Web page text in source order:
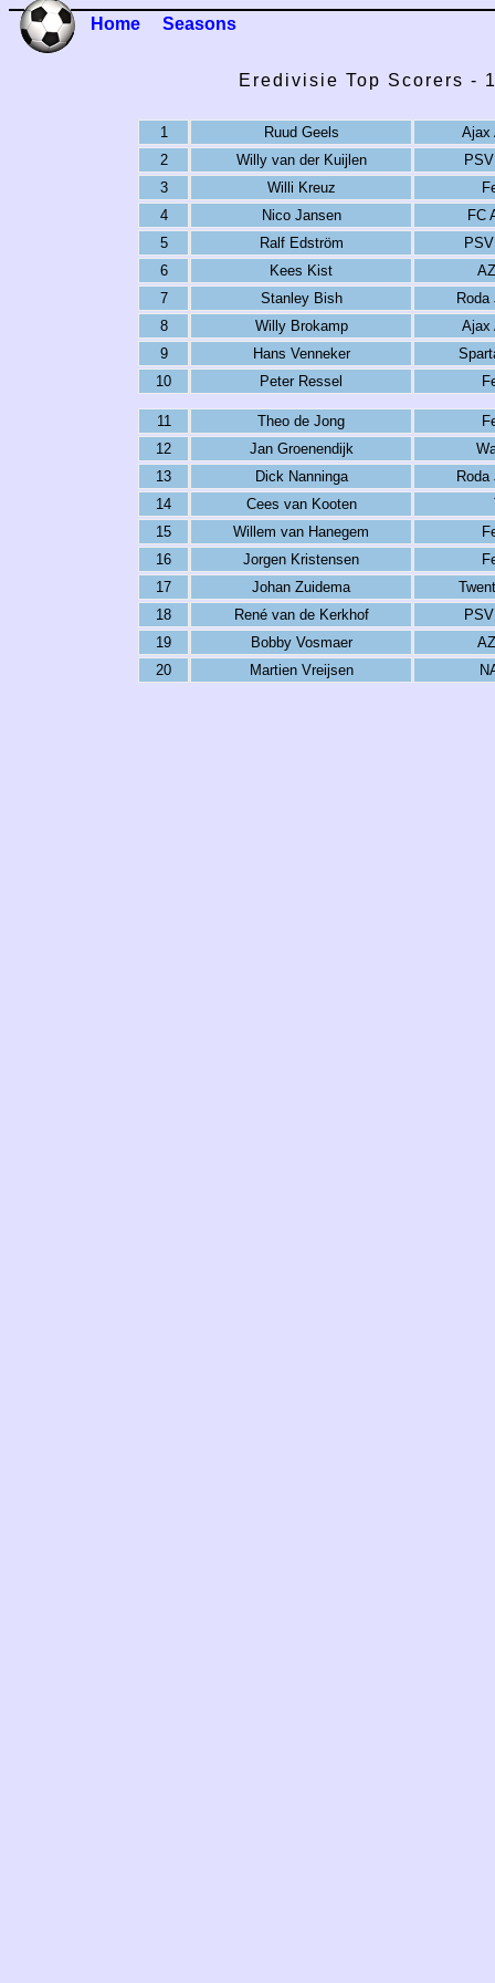
Home Seasons
Eredivisie Top Scorers -
1 Ruud Geels
Ajax
2
Willy van der Kuijlen
3
Willi Kreuz
4
Nico Jansen
FC
5
Ralf Edström
6
Kees Kist
7
Stanley Bish
Roda
8
Willy Brokamp
Ajax
9
Hans Venneker
10
Peter Ressel
11 Theo de Jong
12
Jan Groenendijk
13
Dick Nanninga
Roda
14
Cees van Kooten
15
Willem van Hanegem
16
Jorgen Kristensen
17
Johan Zuidema
18
René van de Kerkhof
19
Bobby Vosmaer
20
Martien Vreijsen